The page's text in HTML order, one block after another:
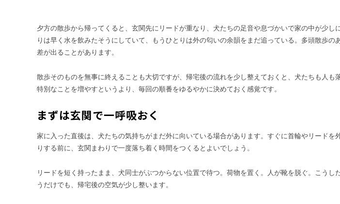
夕方の散歩から帰ってくると、玄関先にリードが重なり、犬たちの足音や息づかいで家の中が少し
りは早く水を飲みたそうにしていて、もうひとりは外の匂いの余韻をまだ追っている。多頭散歩の
差が出ることがあります。
散歩そのものを無事に終えることも大切ですが、帰宅後の流れを少し整えておくと、犬たちも人も
特別なことを増やすというより、毎回の順番をゆるやかに決めておく感覚です。
まずは玄関で一呼吸おく
家に入った直後は、犬たちの気持ちがまだ外に向いている場合があります。すぐに首輪やリードを
りする前に、玄関まわりで一度落ち着く時間をつくるとよいでしょう。
リードを短く持ったまま、犬同士がぶつからない位置で待つ。荷物を置く。人が靴を脱ぐ。こうし
うだけでも、帰宅後の空気が少し整います。